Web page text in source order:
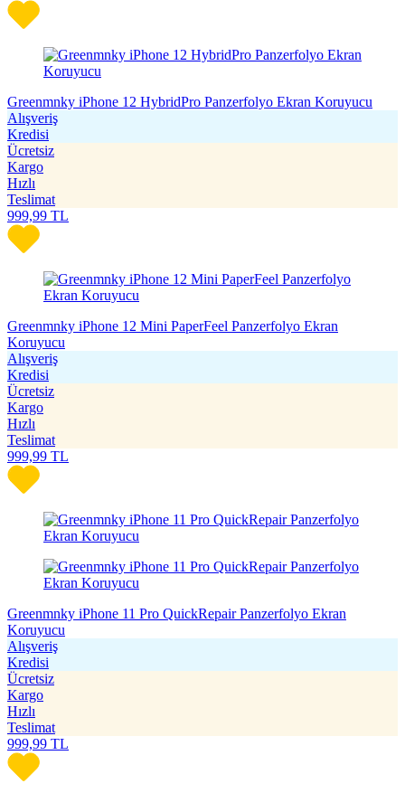
Greenmnky iPhone 12 HybridPro Panzerfolyo Ekran Koruyucu
Alışveriş
Kredisi
Ücretsiz
Kargo
Hızlı
Teslimat
999,99 TL
Greenmnky iPhone 12 Mini PaperFeel Panzerfolyo Ekran
Koruyucu
Alışveriş
Kredisi
Ücretsiz
Kargo
Hızlı
Teslimat
999,99 TL
Greenmnky iPhone 11 Pro QuickRepair Panzerfolyo Ekran
Koruyucu
Alışveriş
Kredisi
Ücretsiz
Kargo
Hızlı
Teslimat
999,99 TL